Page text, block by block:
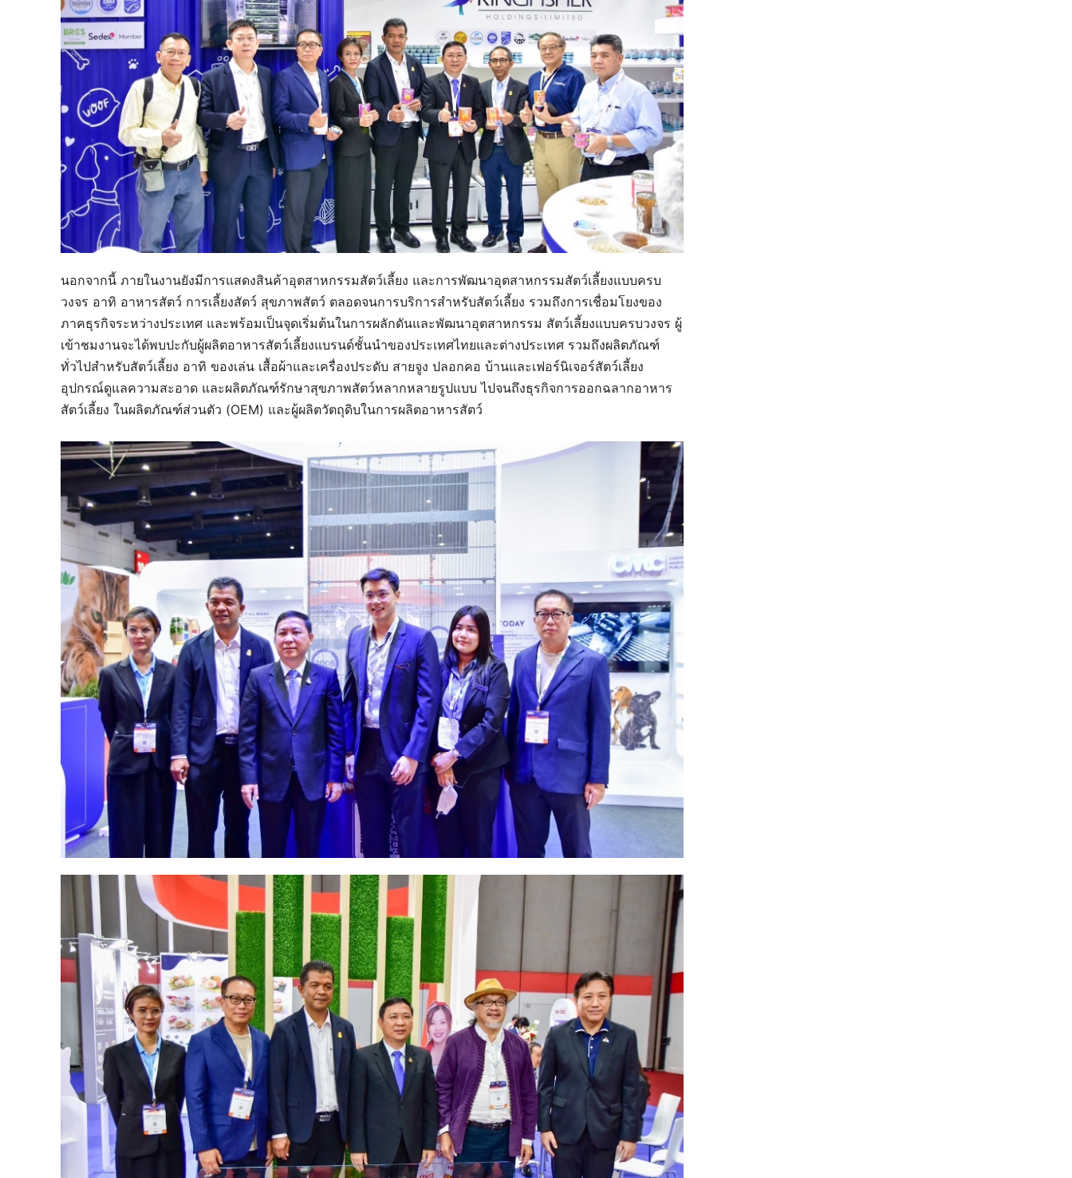
นอกจากนี้ ภายในงานยังมีการแสดงสินค้าอุตสาหกรรมสัตว์เลี้ยง และการพัฒนาอุตสาหกรรมสัตว์เลี้ยงแบบครบ
วงจร อาทิ อาหารสัตว์ การเลี้ยงสัตว์ สุขภาพสัตว์ ตลอดจนการบริการสำหรับสัตว์เลี้ยง รวมถึงการเชื่อมโยงของ
ภาคธุรกิจระหว่างประเทศ และพร้อมเป็นจุดเริ่มต้นในการผลักดันและพัฒนาอุตสาหกรรม สัตว์เลี้ยงแบบครบวงจร ผู้
เข้าชมงานจะได้พบปะกับผู้ผลิตอาหารสัตว์เลี้ยงแบรนด์ชั้นนำของประเทศไทยและต่างประเทศ รวมถึงผลิตภัณฑ์
ทั่วไปสำหรับสัตว์เลี้ยง อาทิ ของเล่น เสื้อผ้าและเครื่องประดับ สายจูง ปลอกคอ บ้านและเฟอร์นิเจอร์สัตว์เลี้ยง
อุปกรณ์ดูแลความสะอาด และผลิตภัณฑ์รักษาสุขภาพสัตว์หลากหลายรูปแบบ ไปจนถึงธุรกิจการออกฉลากอาหาร
สัตว์เลี้ยง ในผลิตภัณฑ์ส่วนตัว (OEM) และผู้ผลิตวัตถุดิบในการผลิตอาหารสัตว์